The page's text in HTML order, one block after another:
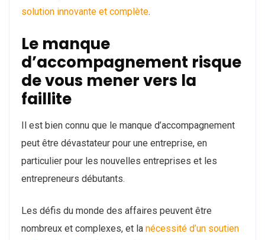
solution innovante et complète.
Le manque
d’accompagnement risque
de vous mener vers la
faillite
Il est bien connu que le manque d’accompagnement
peut être dévastateur pour une entreprise, en
particulier pour les nouvelles entreprises et les
entrepreneurs débutants.
Les défis du monde des affaires peuvent être
nombreux et complexes, et la nécessité d’un soutien